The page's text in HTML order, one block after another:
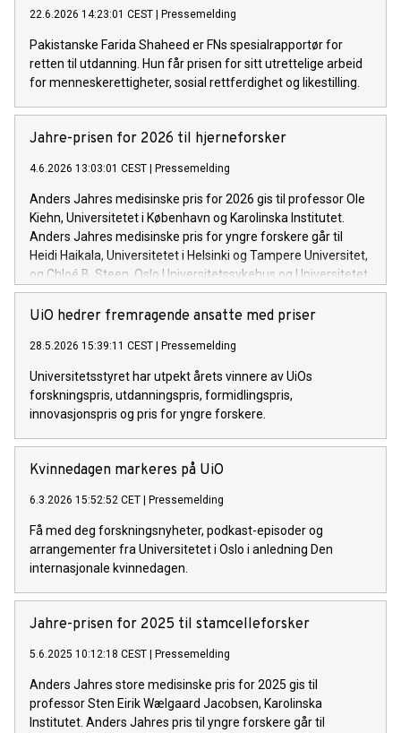
22.6.2026 14:23:01 CEST Pressemelding
Pakistanske Farida Shaheed er FNs spesialrapportør for
retten til utdanning. Hun får prisen for sitt utrettelige arbeid
for menneskerettigheter, sosial rettferdighet og likestilling.
Jahre-prisen for 2026 til hjerneforsker
4.6.2026 13:03:01 CEST Pressemelding
Anders Jahres medisinske pris for 2026 gis til professor Ole
Kiehn, Universitetet i København og Karolinska Institutet.
Anders Jahres medisinske pris for yngre forskere går til
Heidi Haikala, Universitetet i Helsinki og Tampere Universitet,
og Chloé B. Steen, Oslo Universitetssykehus og Universitetet
i Oslo.
UiO hedrer fremragende ansatte med priser
28.5.2026 15:39:11 CEST Pressemelding
Universitetsstyret har utpekt årets vinnere av UiOs
forskningspris, utdanningspris, formidlingspris,
innovasjonspris og pris for yngre forskere.
Kvinnedagen markeres på UiO
6.3.2026 15:52:52 CET Pressemelding
Få med deg forskningsnyheter, podkast-episoder og
arrangementer fra Universitetet i Oslo i anledning Den
internasjonale kvinnedagen.
Jahre-prisen for 2025 til stamcelleforsker
5.6.2025 10:12:18 CEST Pressemelding
Anders Jahres store medisinske pris for 2025 gis til
professor Sten Eirik Wælgaard Jacobsen, Karolinska
Institutet. Anders Jahres pris til yngre forskere går til